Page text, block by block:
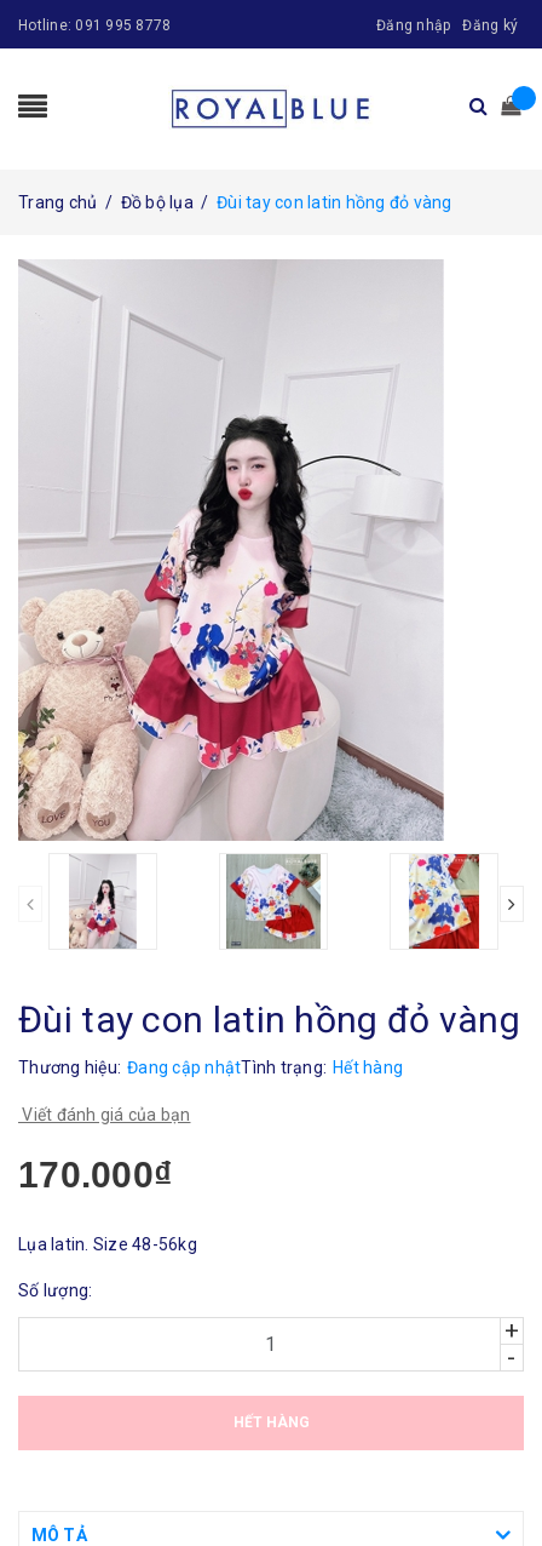
Hotline: 091 995 8778 Đăng nhập Đăng ký
Trang chủ / Đồ bộ lụa / Đùi tay con latin hồng đỏ vàng
Đùi tay con latin hồng đỏ vàng
Thương hiệu: Đang cập nhậtTình trạng: Hết hàng
Viết đánh giá của bạn
170.000₫
Lụa latin. Size 48-56kg
Số lượng:
+
-
HẾT HÀNG
MÔ TẢ